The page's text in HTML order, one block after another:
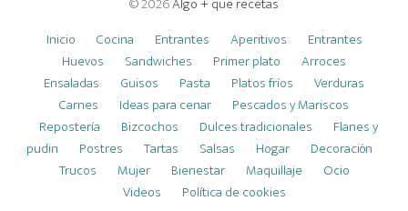
Inicio
Cocina Entrantes Aperitivos
Entrantes
Huevos
Sandwiches Primer plato
Arroces
Ensaladas
Guisos Pasta Platos fríos
Verduras
Carnes
Ideas para cenar
Pescados y Mariscos
Repostería
Bizcochos Dulces tradicionales
Flanes y
pudin
Postres Tartas Salsas Hogar
Decoración
Trucos
Mujer Bienestar Maquillaje
Ocio
Videos
Política de cookies